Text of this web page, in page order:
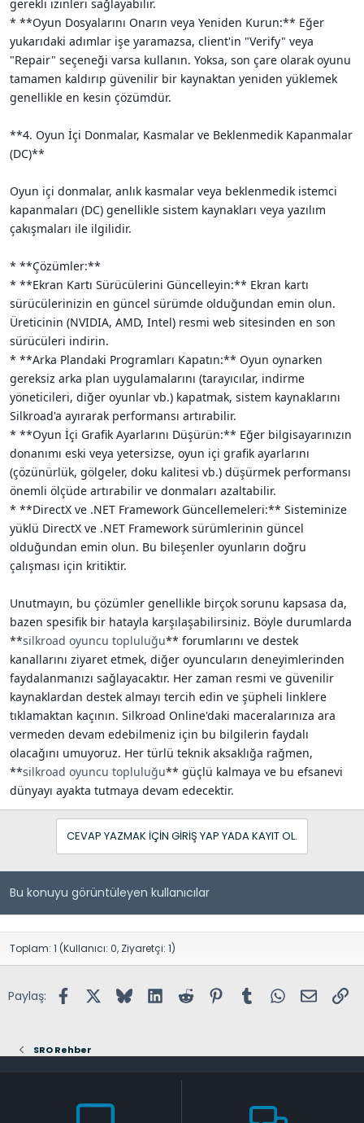
gerekli izinleri sağlayabilir.
* **Oyun Dosyalarını Onarın veya Yeniden Kurun:** Eğer
yukarıdaki adımlar işe yaramazsa, client'in "Verify" veya
"Repair" seçeneği varsa kullanın. Yoksa, son çare olarak oyunu
tamamen kaldırıp güvenilir bir kaynaktan yeniden yüklemek
genellikle en kesin çözümdür.
**4. Oyun İçi Donmalar, Kasmalar ve Beklenmedik Kapanmalar
(DC)**
Oyun içi donmalar, anlık kasmalar veya beklenmedik istemci
kapanmaları (DC) genellikle sistem kaynakları veya yazılım
çakışmaları ile ilgilidir.
* **Çözümler:**
* **Ekran Kartı Sürücülerini Güncelleyin:** Ekran kartı
sürücülerinizin en güncel sürümde olduğundan emin olun.
Üreticinin (NVIDIA, AMD, Intel) resmi web sitesinden en son
sürücüleri indirin.
* **Arka Plandaki Programları Kapatın:** Oyun oynarken
gereksiz arka plan uygulamalarını (tarayıcılar, indirme
yöneticileri, diğer oyunlar vb.) kapatmak, sistem kaynaklarını
Silkroad'a ayırarak performansı artırabilir.
* **Oyun İçi Grafik Ayarlarını Düşürün:** Eğer bilgisayarınızın
donanımı eski veya yetersizse, oyun içi grafik ayarlarını
(çözünürlük, gölgeler, doku kalitesi vb.) düşürmek performansı
önemli ölçüde artırabilir ve donmaları azaltabilir.
* **DirectX ve .NET Framework Güncellemeleri:** Sisteminize
yüklü DirectX ve .NET Framework sürümlerinin güncel
olduğundan emin olun. Bu bileşenler oyunların doğru
çalışması için kritiktir.
Unutmayın, bu çözümler genellikle birçok sorunu kapsasa da,
bazen spesifik bir hatayla karşılaşabilirsiniz. Böyle durumlarda
**silkroad oyuncu topluluğu** forumlarını ve destek
kanallarını ziyaret etmek, diğer oyuncuların deneyimlerinden
faydalanmanızı sağlayacaktır. Her zaman resmi ve güvenilir
kaynaklardan destek almayı tercih edin ve şüpheli linklere
tıklamaktan kaçının. Silkroad Online'daki maceralarınıza ara
vermeden devam edebilmeniz için bu bilgilerin faydalı
olacağını umuyoruz. Her türlü teknik aksaklığa rağmen,
**silkroad oyuncu topluluğu** güçlü kalmaya ve bu efsanevi
dünyayı ayakta tutmaya devam edecektir.
CEVAP YAZMAK IÇIN GIRIŞ YAP YADA KAYIT OL.
Bu konuyu görüntüleyen kullanıcılar
Toplam: 1 (Kullanıcı: 0, Ziyaretçi: 1)
Paylaş: FacebookX (Twitter)
BlueskyLinkedInReddit PinterestTumblr WhatsApp
E-posta
SRO Rehber